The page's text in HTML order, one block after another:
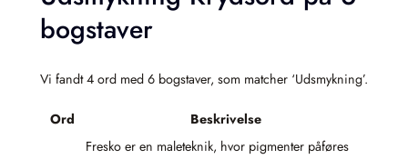
bogstaver
Vi fandt 4 ord med 6 bogstaver, som matcher ‘Udsmykning’.
Ord Beskrivelse
Fresko er en maleteknik, hvor pigmenter påføres